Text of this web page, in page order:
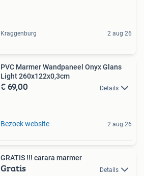
Kraggenburg 2 aug 26
PVC Marmer Wandpaneel Onyx Glans
Light 260x122x0,3cm
€ 69,00 Details
Bezoek website 2 aug 26
GRATIS !!! carara marmer
Gratis Details